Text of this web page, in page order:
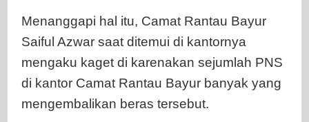
Menanggapi hal itu, Camat Rantau Bayur
Saiful Azwar saat ditemui di kantornya
mengaku kaget di karenakan sejumlah PNS
di kantor Camat Rantau Bayur banyak yang
mengembalikan beras tersebut.